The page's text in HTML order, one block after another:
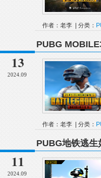
作者：老李 | 分类：
13
2024.09
PUBG
作者：老李 | 分类：
11
2024.09
PUBG地铁逃